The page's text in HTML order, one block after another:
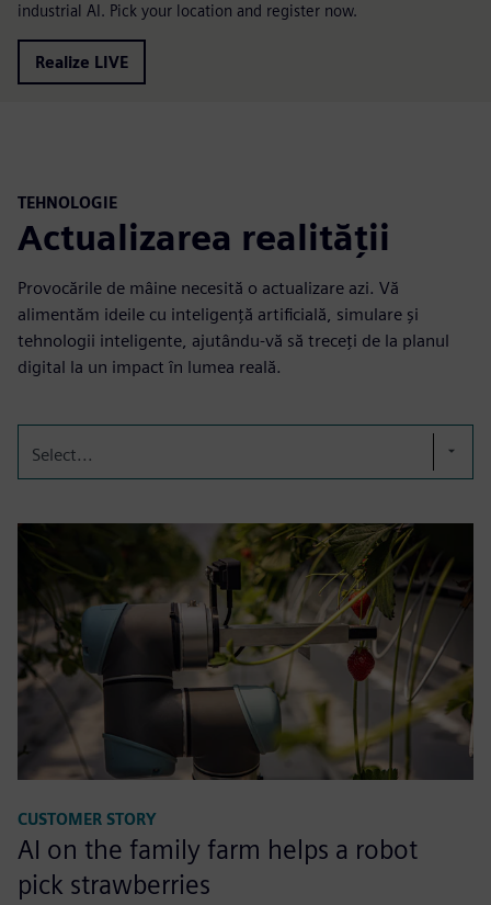
industrial AI. Pick your location and register now.
Realize LIVE
TEHNOLOGIE
Actualizarea realității
Provocările de mâine necesită o actualizare azi. Vă
alimentăm ideile cu inteligență artificială, simulare și
tehnologii inteligente, ajutându-vă să treceți de la planul
digital la un impact în lumea reală.
Select...
CUSTOMER STORY
AI on the family farm helps a robot
pick strawberries